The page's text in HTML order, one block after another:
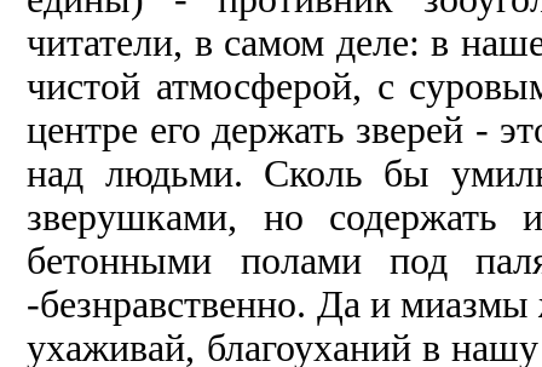
читатели, в самом де­ле: в
чистой атмосфе­рой, с
центре его держать зверей -
над людьми. Сколь бы
зверушками, но содер­жать
бетонными полами под
-безнравственно. Да и
ухаживай, благоуханий в